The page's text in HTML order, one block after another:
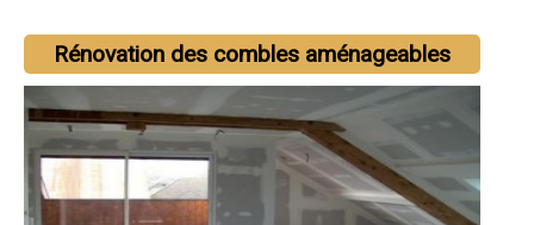
Rénovation des combles aménageables